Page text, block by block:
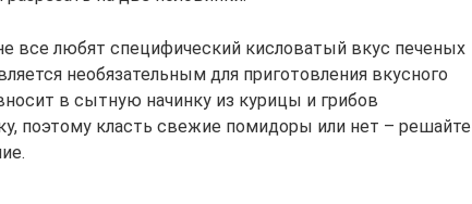
все любят специфический кисловатый вкус печеных
необязательным для приготовления вкусного
в сытную начинку из курицы и грибов
поэтому класть свежие помидоры или нет – решайте